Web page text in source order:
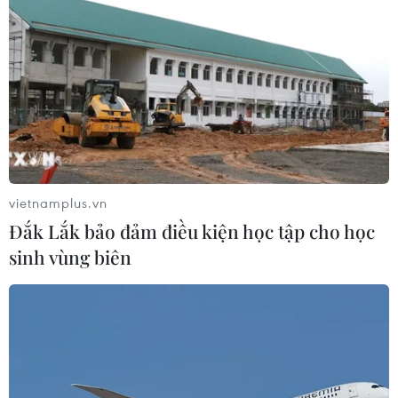
CƠ QUAN CHỦ QUẢN: THÔNG TẤN XÃ VIỆT NAM
Tổng Biên tập: TRẦN TIẾN DUẨN
Phó Tổng Biên tập: NGUYỄN THỊ TÁM, KHÚC THANH
THỦY
Sở hữu trí tuệ
RSS
Hỗ trợ
Ngôn ngữ
vietnamplus.vn
Đắk Lắk bảo đảm điều kiện học tập cho học
sinh vùng biên